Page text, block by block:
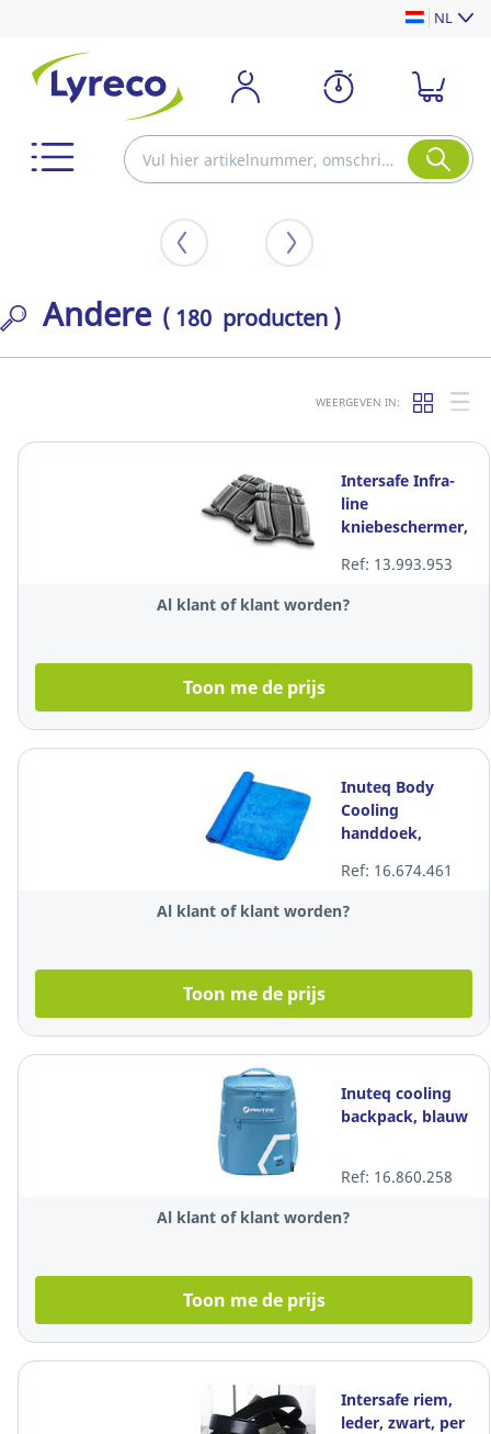
NL
Andere ( 180 producten )
WEERGEVEN IN:
Intersafe Infra-
line
kniebeschermer,
Ref: 13.993.953
Al klant of klant worden?
Toon me de prijs
Inuteq Body
Cooling
handdoek,
per stuk
Ref: 16.674.461
Al klant of klant worden?
Toon me de prijs
Inuteq cooling
backpack, blauw
Ref: 16.860.258
Al klant of klant worden?
Toon me de prijs
Intersafe riem,
leder, zwart, per